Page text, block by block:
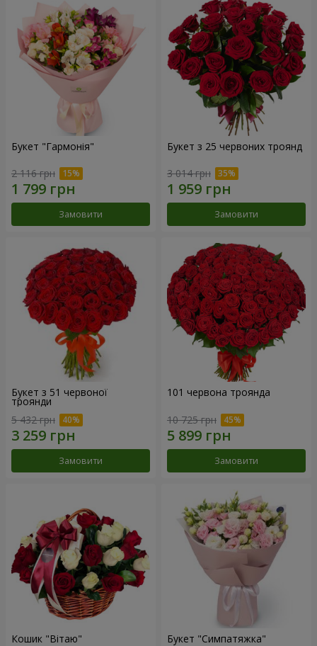
Букет "Гармонія"
2 116 грн
Замовити
Букет з 25 червоних троянд
3 014 грн
Замовити
Букет з 51 червоної
троянди
5 432 грн
Замовити
101 червона троянда
10 725 грн
Замовити
Кошик "Вітаю" Букет "Симпатяжка"